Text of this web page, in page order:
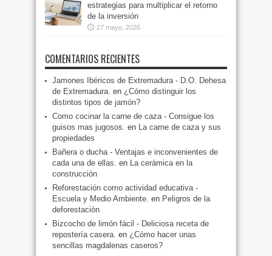
estrategias para multiplicar el retorno
de la inversión
27 mayo, 2026
COMENTARIOS RECIENTES
Jamones Ibéricos de Extremadura - D.O. Dehesa
de Extremadura. en ¿Cómo distinguir los
distintos tipos de jamón?
Como cocinar la carne de caza - Consigue los
guisos mas jugosos. en La carne de caza y sus
propiedades
Bañera o ducha - Ventajas e inconvenientes de
cada una de ellas. en La cerámica en la
construcción
Reforestación como actividad educativa -
Escuela y Medio Ambiente. en Peligros de la
deforestación
Bizcocho de limón fácil - Deliciosa receta de
repostería casera. en ¿Cómo hacer unas
sencillas magdalenas caseros?